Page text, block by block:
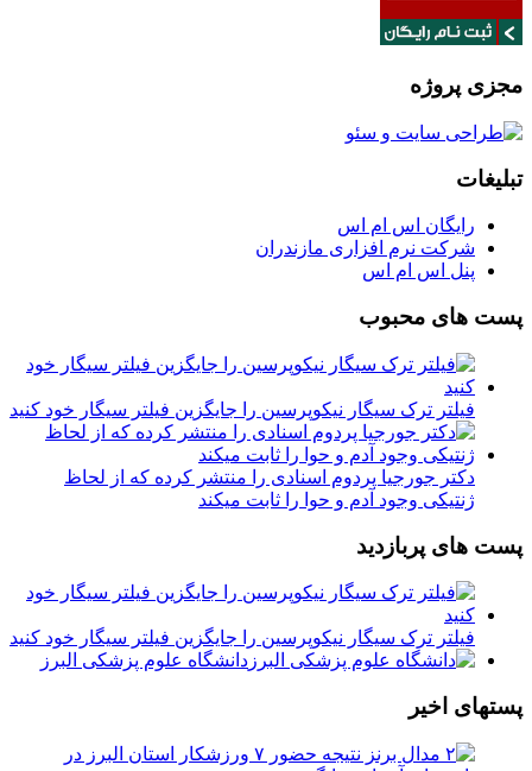
مجزی پروژه
تبلیغات
رایگان اس ام اس
شرکت نرم افزاری مازندران
پنل اس ام اس
پست های محبوب
فیلتر ترک سیگار نیکوپرسین را جایگزین فیلتر سیگار خود کنید
دکتر جورجیا پردوم اسنادی را منتشر کرده که از لحاظ
ژنتیکی وجود آدم و حوا را ثابت میکند
پست های پربازدید
فیلتر ترک سیگار نیکوپرسین را جایگزین فیلتر سیگار خود کنید
دانشگاه علوم پزشکی البرز
پستهای اخیر